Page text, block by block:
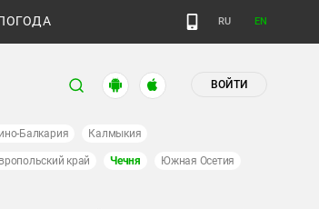
RU EN
ВОЙТИ
Балкария Калмыкия
край Чечня Южная Осетия